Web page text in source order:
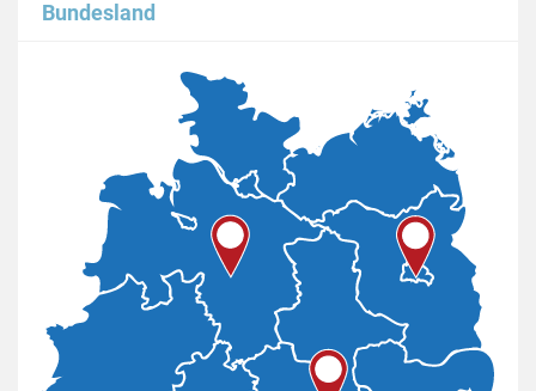
Bundesland